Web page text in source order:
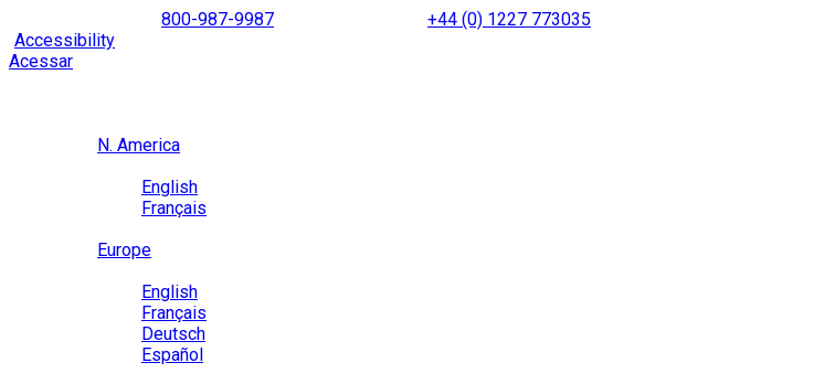
to
content
800-987-9987
+44 (0) 1227 773035
Accessibility
Acessar
N. America
English
Français
Europe
English
Français
Deutsch
Español